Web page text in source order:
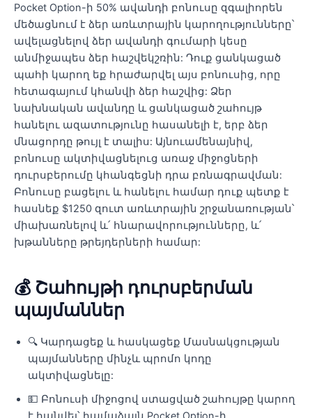
Pocket Option-ի 50% ավանդի բոնուսը զգալիորեն
մեծացնում է ձեր առևտրային կարողությունները՝
ավելացնելով ձեր ավանդի գումարի կեսը
անմիջապես ձեր հաշվեկշռին: Դուք ցանկացած
պահի կարող եք հրաժարվել այս բոնուսից, որը
հետագայում կհանվի ձեր հաշվից: Ձեր
նախնական ավանդը և ցանկացած շահույթ
հանելու ազատությունը հասանելի է, երբ ձեր
մնացորդը թույլ է տալիս: Այնուամենայնիվ,
բոնուսը ակտիվացնելուց առաջ միջոցների
դուրսբերումը կհանգեցնի դրա բռնագրավման:
Բոնուսը բացելու և հանելու համար դուք պետք է
հասնեք $1250 զուտ առևտրային շրջանառության՝
միախառնելով և՛ հնարավորությունները, և՛
խթանները թրեյդերների համար:
💰 Շահույթի դուրսբերման
պայմաններ
🔍 Կարդացեք և հասկացեք Մասնակցության
պայմանները մինչև պրոմո կոդը
ակտիվացնելը:
💵 Բոնուսի միջոցով ստացված շահույթը կարող